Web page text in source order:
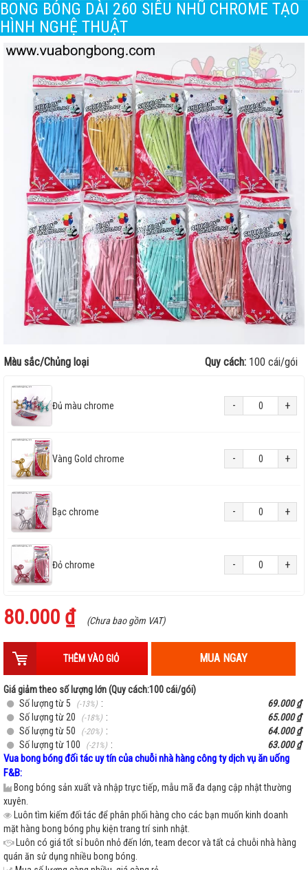
BONG BÓNG DÀI 260 SIÊU NHŨ CHROME TẠO
HÌNH NGHỆ THUẬT
Màu sắc/Chủng loại Quy cách: 100 cái/gói
Đủ màu chrome - +
Vàng Gold chrome - +
Bạc chrome - +
Đỏ chrome - +
Hồng chrome
Xanh lá sáng chrome +
Tím chrome
80.000 ₫ (Chưa bao gồm VAT)
THÊM VÀO GIỎ MUA NGAY
Giá giảm theo số lượng lớn (Quy cách:100 cái/gói)
Số lượng từ 5
(-13%) :
69.000 ₫
Số lượng từ 20
(-18%) :
65.000 ₫
Số lượng từ 50
(-20%) :
64.000 ₫
Số lượng từ 100
(-21%) : 63.000 ₫
Vua bong bóng đối tác uy tín của chuỗi nhà hàng công ty dịch vụ ăn uống
F&B:
Bong bóng sản xuất và nhập trực tiếp, mẫu mã đa dạng cập nhật thường
xuyên.
Luôn tìm kiếm đối tác để phân phối hàng cho các bạn muốn kinh doanh
mặt hàng bong bóng phụ kiện trang trí sinh nhật.
Luôn có giá tốt sỉ buôn nhỏ đến lớn, team decor và tất cả chuỗi nhà hàng
quán ăn sử dụng nhiều bong bóng.